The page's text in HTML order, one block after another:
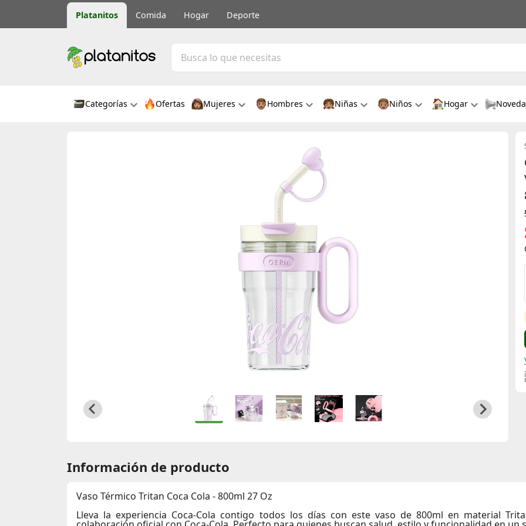
Platanitos Comida Hogar Deporte
Categorías Ofertas Mujeres Hombres Niñas Niños Hogar
Información de producto
Vaso Térmico Tritan Coca Cola - 800ml 27 Oz
Lleva la experiencia Coca-Cola contigo todos los días con este vaso de 800ml en material